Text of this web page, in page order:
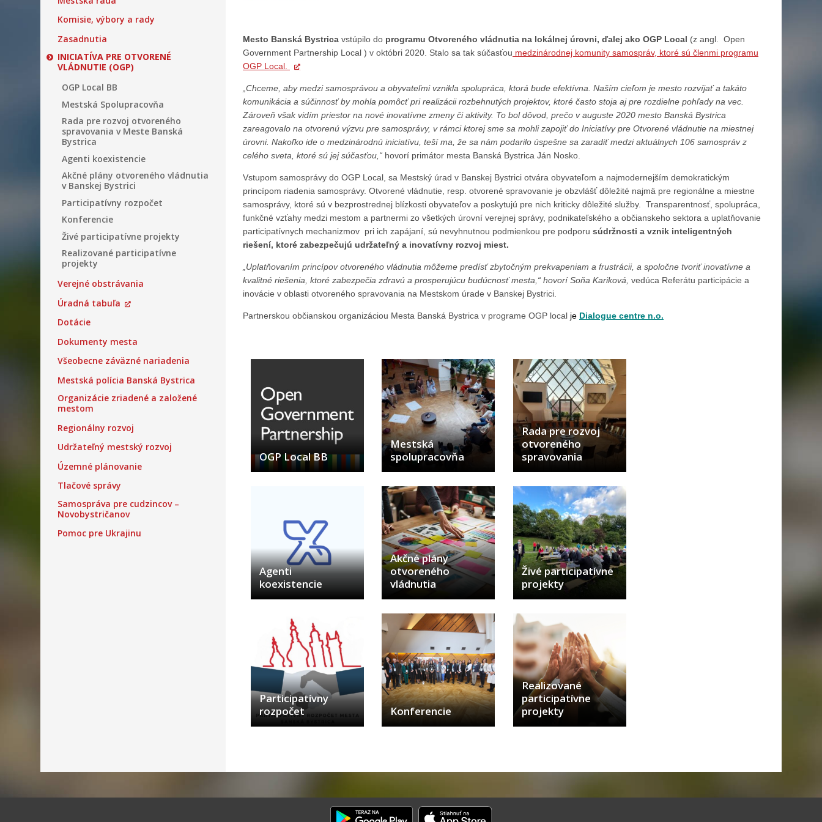
Komisie, výbory a rady
Zasadnutia
INICIATÍVA PRE OTVORENÉ
VLÁDNUTIE (OGP)
OGP Local BB
Mestská Spolupracovňa
Rada pre rozvoj otvoreného
spravovania v Meste Banská
Bystrica
Agenti koexistencie
Akčné plány otvoreného vládnutia
v Banskej Bystrici
Participatívny rozpočet
Konferencie
Živé participatívne projekty
Realizované participatívne
projekty
Verejné obstrávania
Úradná tabuľa
Dotácie
Dokumenty mesta
Všeobecne záväzné nariadenia
Mestská polícia Banská Bystrica
Organizácie zriadené a založené
mestom
Regionálny rozvoj
Udržateľný mestský rozvoj
Územné plánovanie
Tlačové správy
Samospráva pre cudzincov –
Novobystričanov
Pomoc pre Ukrajinu
Mesto Banská Bystrica vstúpilo do programu Otvoreného vládnutia na lokálnej úrovni, ďalej ako OGP Local (z angl. Open
Government Partnership Local ) v októbri 2020. Stalo sa tak súčasťou medzinárodnej komunity samospráv, ktoré sú členmi programu
OGP Local.
„Chceme, aby medzi samosprávou a obyvateľmi vznikla spolupráca, ktorá bude efektívna. Naším cieľom je mesto rozvíjať a takáto
komunikácia a súčinnosť by mohla pomôcť pri realizácii rozbehnutých projektov, ktoré často stoja aj pre rozdielne pohľady na vec.
Zároveň však vidím priestor na nové inovatívne zmeny či aktivity. To bol dôvod, prečo v auguste 2020 mesto Banská Bystrica
zareagovalo na otvorenú výzvu pre samosprávy, v rámci ktorej sme sa mohli zapojiť do Iniciatívy pre Otvorené vládnutie na miestnej
úrovni. Nakoľko ide o medzinárodnú iniciatívu, teší ma, že sa nám podarilo úspešne sa zaradiť medzi aktuálnych 106 samospráv z
celého sveta, ktoré sú jej súčasťou,“ hovorí primátor mesta Banská Bystrica Ján Nosko.
Vstupom samosprávy do OGP Local, sa Mestský úrad v Banskej Bystrici otvára obyvateľom a najmodernejším demokratickým
princípom riadenia samosprávy. Otvorené vládnutie, resp. otvorené spravovanie je obzvlášť dôležité najmä pre regionálne a miestne
samosprávy, ktoré sú v bezprostrednej blízkosti obyvateľov a poskytujú pre nich kriticky dôležité služby. Transparentnosť, spolupráca,
funkčné vzťahy medzi mestom a partnermi zo všetkých úrovní verejnej správy, podnikateľského a občianskeho sektora a uplatňovanie
participatívnych mechanizmov pri ich zapájaní, sú nevyhnutnou podmienkou pre podporu súdržnosti a vznik inteligentných
riešení, ktoré zabezpečujú udržateľný a inovatívny rozvoj miest.
„Uplatňovaním princípov otvoreného vládnutia môžeme predísť zbytočným prekvapeniam a frustrácii, a spoločne tvoriť inovatívne a
kvalitné riešenia, ktoré zabezpečia zdravú a prosperujúcu budúcnosť mesta,“ hovorí Soňa Kariková, vedúca Referátu participácie a
inovácie v oblasti otvoreného spravovania na Mestskom úrade v Banskej Bystrici.
Partnerskou občianskou organizáciou Mesta Banská Bystrica v programe OGP local je Dialogue centre n.o.
OGP Local BB
Mestská
spolupracovňa
Rada pre rozvoj
otvoreného
spravovania
Agenti
koexistencie
Akčné plány
otvoreného
vládnutia
Živé participatívne
projekty
Participatívny
rozpočet
Konferencie
Realizované
participatívne
projekty